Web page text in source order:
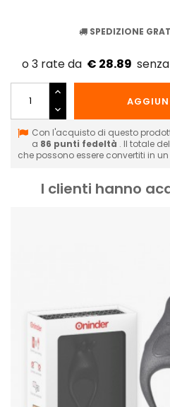
SPEDIZIONE
€ 28.89
Con l'acquisto di questo
a 86 punti fedeltà . Il totale
che possono essere convertiti in
I clienti hanno